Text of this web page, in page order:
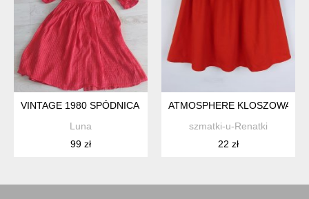
VINTAGE 1980 SPÓDNICA MIDI BLUZKA KOMPLET
Luna
99 zł
ATMOSPHERE KLOSZOWANA
szmatki-u-Renatki
22 zł